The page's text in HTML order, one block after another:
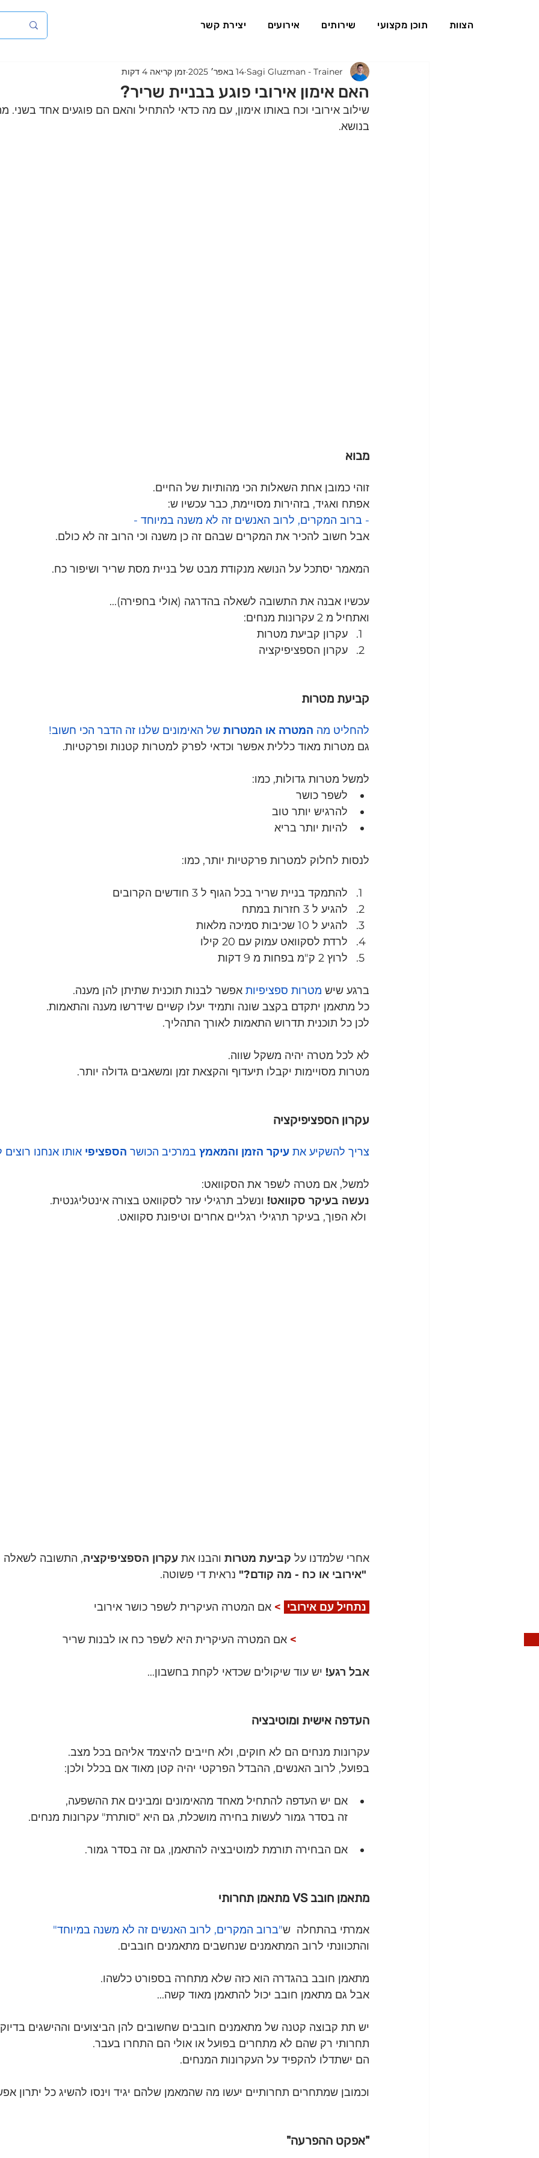
הצוות תוכן מקצועי שירותים אירועים יצירת קשר
האם אימון אירובי פוגע בבניית שריר?
Sagi Gluzman - Trainer 14 באפר׳ 2025 זמן קריאה 4 דקות
שילוב אירובי וכח באותו אימון, עם מה כדאי להתחיל והאם הם פוגעים אחד
בנושא.
מבוא
זוהי כמובן אחת השאלות הכי מהותיות של החיים.
אפתח ואגיד, בזהירות מסויימת, כבר עכשיו ש:
- ברוב המקרים, לרוב האנשים זה לא משנה במיוחד -
אבל חשוב להכיר את המקרים שבהם זה כן משנה וכי הרוב זה לא כולם.
המאמר יסתכל על הנושא מנקודת מבט של בניית מסת שריר ושיפור כח.
עכשיו אבנה את התשובה לשאלה בהדרגה (אולי בחפירה)...
ואתחיל מ 2 עקרונות מנחים:
עקרון קביעת מטרות
עקרון הספציפיקציה
קביעת מטרות
להחליט מה המטרה או המטרות של האימונים שלנו זה הדבר הכי חשוב!
גם מטרות מאוד כללית אפשר וכדאי לפרק למטרות קטנות ופרקטיות.
למשל מטרות גדולות, כמו:
לשפר כושר
להרגיש יותר טוב
להיות יותר בריא
לנסות לחלוק למטרות פרקטיות יותר, כמו:
להתמקד בניית שריר בכל הגוף ל 3 חודשים הקרובים
להגיע ל 3 חזרות במתח
להגיע ל 10 שכיבות סמיכה מלאות
לרדת לסקוואט עמוק עם 20 קילו
לרוץ 2 ק"מ בפחות מ 9 דקות
ברגע שיש מטרות ספציפיות אפשר לבנות תוכנית שתיתן להן מענה.
כל מתאמן יתקדם בקצב שונה ותמיד יעלו קשיים שידרשו מענה והתאמות.
לכן כל תוכנית תדרוש התאמות לאורך התהליך.
לא לכל מטרה יהיה משקל שווה.
מטרות מסויימות יקבלו תיעדוף והקצאת זמן ומשאבים גדולה יותר.
עקרון הספציפיקציה
צריך להשקיע את עיקר הזמן והמאמץ במרכיב הכושר הספציפי אותו אנחנו
למשל, אם מטרה לשפר את הסקוואט:
נעשה בעיקר סקוואט! ונשלב תרגילי עזר לסקוואט בצורה אינטליגנטית.
אחרי שלמדנו על קביעת מטרות והבנו את עקרון הספציפיקציה, התשובה לשאלה
נראית די פשוטה.
> אם המטרה העיקרית לשפר כושר אירובי
> אם המטרה העיקרית היא לשפר כח או לבנות שריר
אבל רגע! יש עוד שיקולים שכדאי לקחת בחשבון...
העדפה אישית ומוטיבציה
עקרונות מנחים הם לא חוקים, ולא חייבים להיצמד אליהם בכל מצב.
בפועל, לרוב האנשים, ההבדל הפרקטי יהיה קטן מאוד אם בכלל ולכן:
אם יש העדפה להתחיל מאחד מהאימונים ומבינים את ההשפעה,
זה בסדר גמור לעשות בחירה מושכלת, גם היא "סותרת" עקרונות מנחים.
אם הבחירה תורמת למוטיבציה להתאמן, גם זה בסדר גמור.
מתאמן חובב VS מתאמן תחרותי
אמרתי בהתחלה  ש"ברוב המקרים, לרוב האנשים זה לא משנה במיוחד"
והתכוונתי לרוב המתאמנים שנחשבים מתאמנים חובבים.
מתאמן חובב בהגדרה הוא כזה שלא מתחרה בספורט כלשהו.
אבל גם מתאמן חובב יכול להתאמן מאוד קשה...
יש תת קבוצה קטנה של מתאמנים חובבים שחשובים להן הביצועים וההישגים
תחרותי רק שהם לא מתחרים בפועל או אולי הם התחרו בעבר.
הם ישתדלו להקפיד על העקרונות המנחים.
וכמובן שמתחרים תחרותיים יעשו מה שהמאמן שלהם יגיד וינסו להשיג כל יתרון
"אפקט ההפרעה"